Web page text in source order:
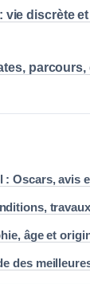
vie discrète
: Oscars, avis
âge et
des